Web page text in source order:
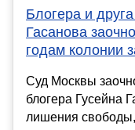
Блогера и
Гасанова
годам колонии
Суд Москвы
блогера Гусейна
лишения